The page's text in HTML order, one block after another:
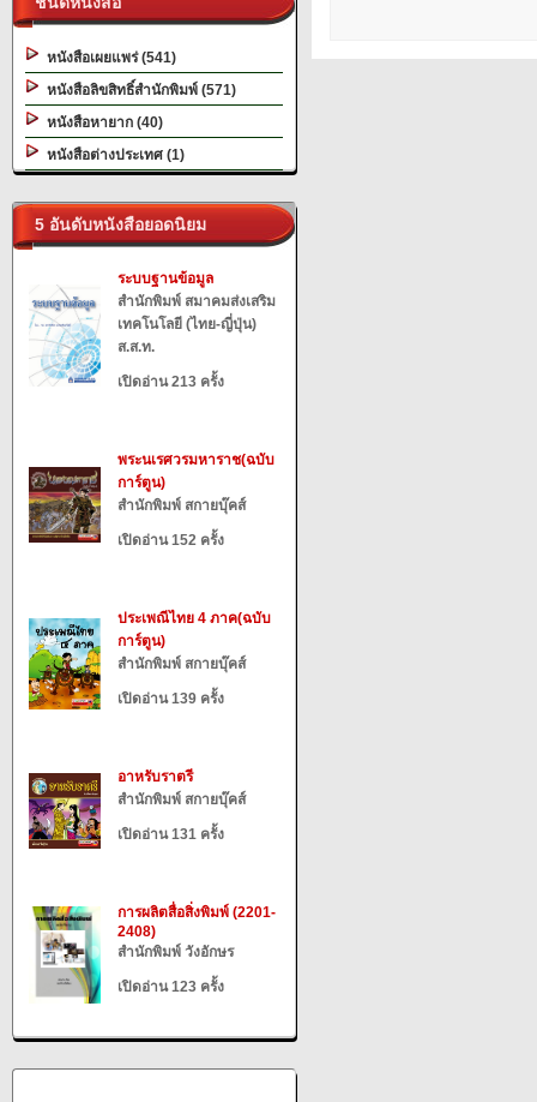
หนังสือเผยแพร่ (541)
หนังสือลิขสิทธิ์สำนักพิมพ์ (571)
หนังสือหายาก (40)
หนังสือต่างประเทศ (1)
5 อันดับหนังสือยอดนิยม
ระบบฐานข้อมูล
สำนักพิมพ์ สมาคมส่งเสริม
เทคโนโลยี (ไทย-ญี่ปุ่น)
ส.ส.ท.
เปิดอ่าน 213 ครั้ง
พระนเรศวรมหาราช(ฉบับ
การ์ตูน)
สำนักพิมพ์ สกายบุ๊คส์
เปิดอ่าน 152 ครั้ง
ประเพณีไทย 4 ภาค(ฉบับ
การ์ตูน)
สำนักพิมพ์ สกายบุ๊คส์
เปิดอ่าน 139 ครั้ง
อาหรับราตรี
สำนักพิมพ์ สกายบุ๊คส์
เปิดอ่าน 131 ครั้ง
การผลิตสื่อสิ่งพิมพ์ (2201-
2408)
สำนักพิมพ์ วังอักษร
เปิดอ่าน 123 ครั้ง